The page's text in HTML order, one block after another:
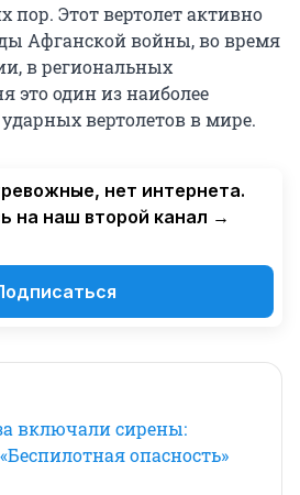
пор. Этот вертолет активно
Афганской войны, во время
в региональных
это один из наиболее
вертолетов в мире.
нет интернета.
на наш второй канал →
включали сирены:
опасность»